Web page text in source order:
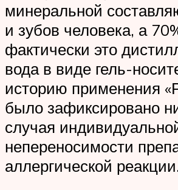
минеральной
и зубов человека, а
фактически это
вода в виде гель-
историю применения
было зафиксировано
случая
непереносимости
аллергической